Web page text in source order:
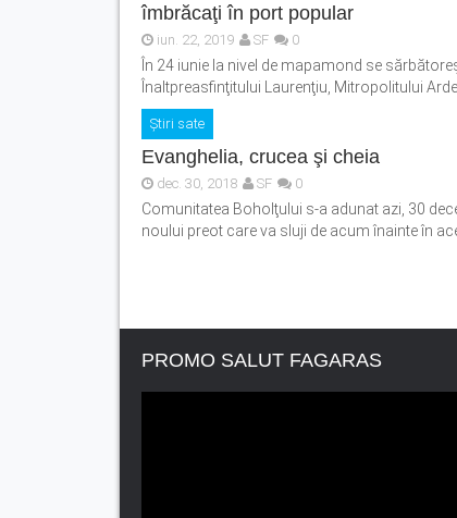
îmbrăcaţi în port popular
iun. 22, 2019 SF 0
În 24 iunie la nivel de mapamond se
Înaltpreasfinţitului Laurenţiu, Mitropolitului
Știri sate
Evanghelia, crucea şi cheia
dec. 30, 2018 SF 0
Comunitatea Boholţului s-a adunat azi, 30
noului preot care va sluji de acum înainte în
PROMO SALUT FAGARAS